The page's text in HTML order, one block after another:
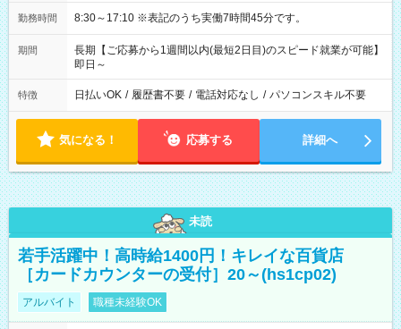
勤務時間 8:30～17:10 ※表記のうち実働7時間45分です。
期間
長期【ご応募から1週間以内(最短2日目)のスピード就業が可能】
即日～
特徴 日払いOK / 履歴書不要 / 電話対応なし / パソコンスキル不要
気になる！ 応募する 詳細へ
未読
若手活躍中！高時給1400円！キレイな百貨店
［カードカウンターの受付］20～(hs1cp02)
アルバイト 職種未経験OK